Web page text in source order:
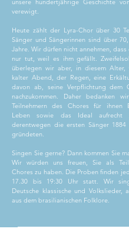
unsere hundertjährige Geschichte
verewigt.
Heute zählt der Lyra-Chor über 30
Sänger und Sängerinnen sind über
Jahre. Wir dürfen nicht annehmen,
nur tut, weil es ihm gefällt.
überlegen wir aber, in diesem
kalter Abend, der Regen, eine
davon ab, seine Verpflichtung dem
nachzukommen. Daher bedanken
Teilnehmern des Chores für ihnen
Leben sowie das Ideal aufrecht
derentwegen die ersten Sänger 1884
gründeten.
Singen Sie gerne? Dann kommen Sie
Wir würden uns freuen, Sie als
Chores zu haben. Die Proben finden
17.30 bis 19:30 Uhr statt. Wir
Deutsche klassische und Volkslieder,
aus dem brasilianischen Folklore.